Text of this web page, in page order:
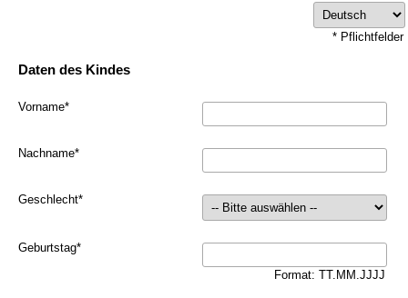
* Pflichtfelder
Daten des Kindes
Vorname*
Nachname*
Geschlecht*
Geburtstag*
Format: TT.MM.JJJJ